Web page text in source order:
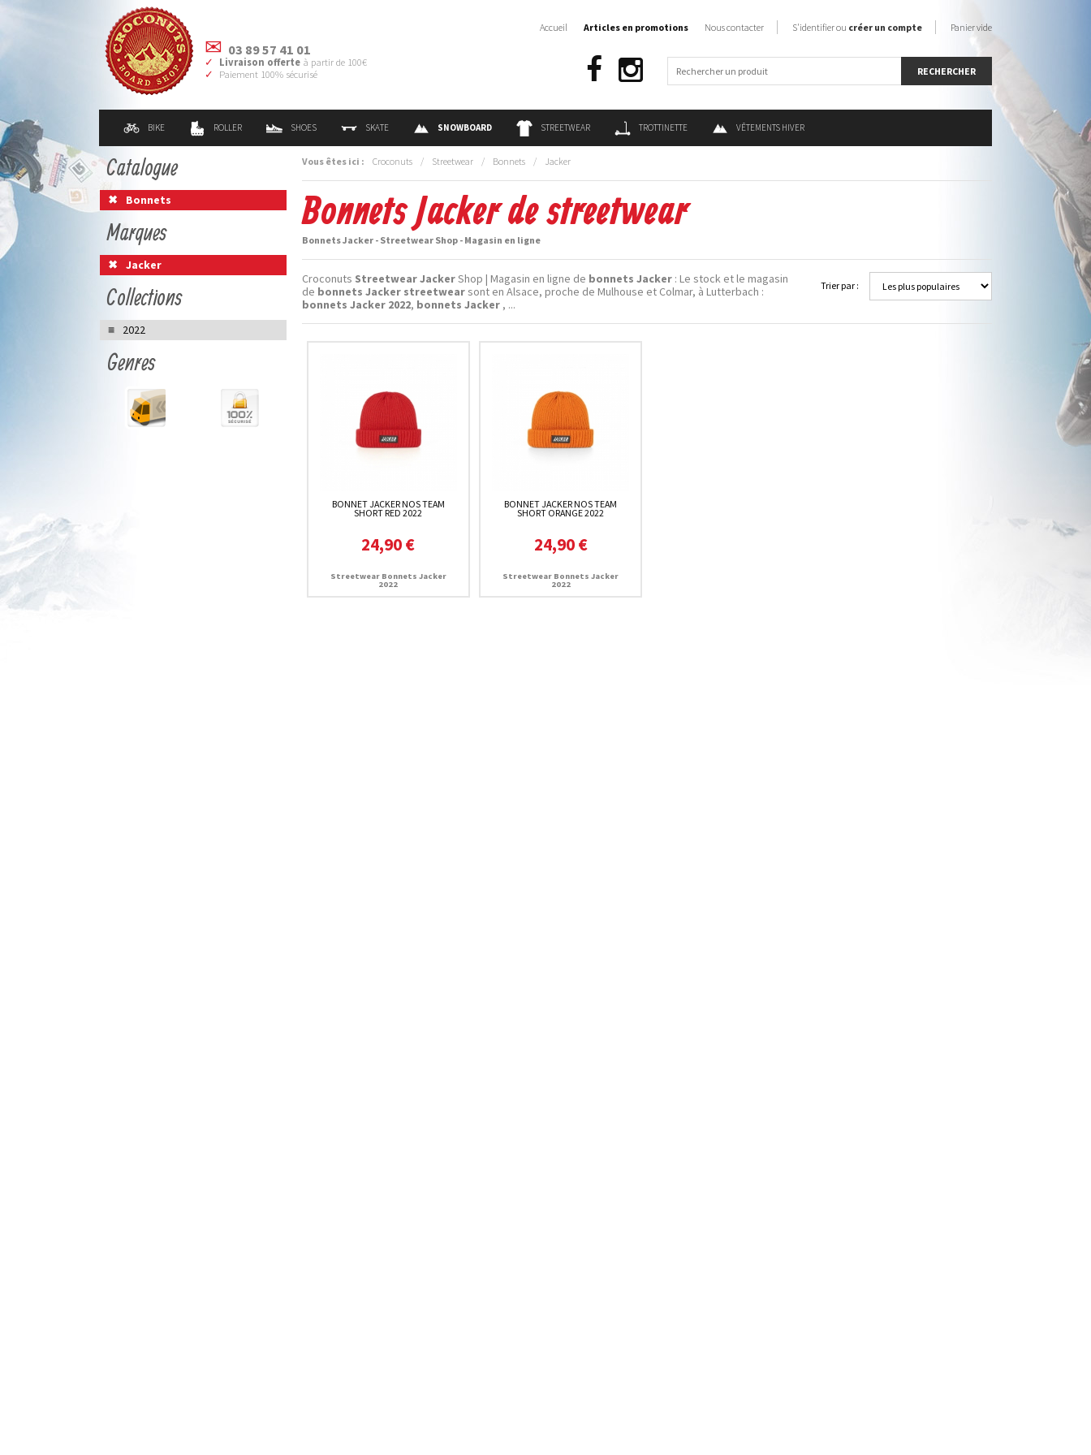
03 89 57 41 01
Livraison offerte à partir de 100€
Paiement 100% sécurisé
BIKE ROLLER SHOES SKATE SNOWBOARD STREETWEAR TROTTINETTE VÊTEMENTS HIVER
Accueil Articles en promotions Nous contacter S'identifier ou créer un compte Panier vide
Vous êtes ici : Croconuts / Streetwear / Bonnets / Jacker
Bonnets Jacker de streetwear
Bonnets Jacker - Streetwear Shop - Magasin en ligne
Trier par :
Croconuts Streetwear JackerShop | Magasin en ligne de bonnets Jacker : Le stock et le magasin
de bonnets Jacker streetwearsont en Alsace, proche de Mulhouse et Colmar, à Lutterbach :
bonnets Jacker 2022, bonnets Jacker , ...
BONNET JACKER NOS TEAM
SHORT RED 2022
24,90 €
Streetwear Bonnets Jacker
2022
BONNET JACKER NOS TEAM
SHORT ORANGE 2022
24,90 €
Streetwear Bonnets Jacker
2022
Catalogue
Bonnets
Marques
Jacker
Collections
2022
Genres